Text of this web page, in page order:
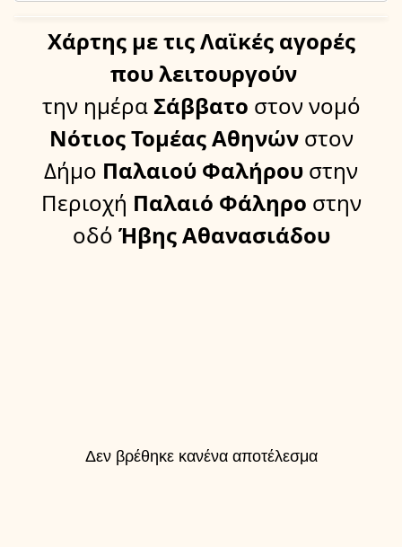
Χάρτης με τις Λαϊκές αγορές
που λειτουργούν
την ημέραΣάββατο στον νομό
Νότιος Τομέας Αθηνών στον
Δήμο Παλαιού Φαλήρου στην
Περιοχή Παλαιό Φάληρο στην
οδό Ήβης Αθανασιάδου
Δεν βρέθηκε κανένα αποτέλεσμα